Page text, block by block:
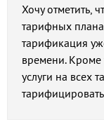
Хочу отметить,
тарифных
тарификация
времени. Кроме
услуги на всех